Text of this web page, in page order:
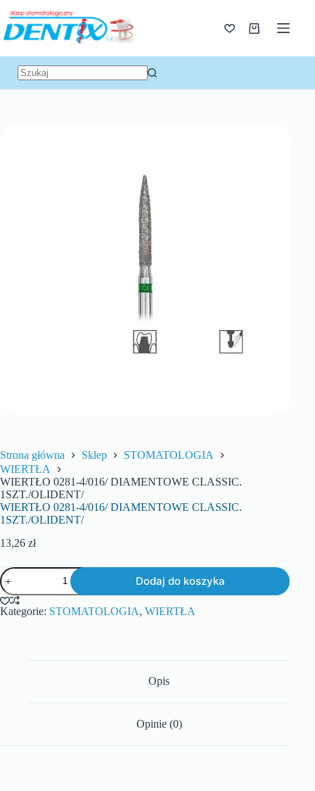
Strona główna Sklep
STOMATOLOGIA
WIERTŁA
WIERTŁO 0281-4/016/ DIAMENTOWE CLASSIC.
1SZT./OLIDENT/
WIERTŁO 0281-4/016/ DIAMENTOWE CLASSIC.
1SZT./OLIDENT/
13,26 zł
Dodaj do koszyka
Kategorie: STOMATOLOGIA, WIERTŁA
Opis
Opinie (0)